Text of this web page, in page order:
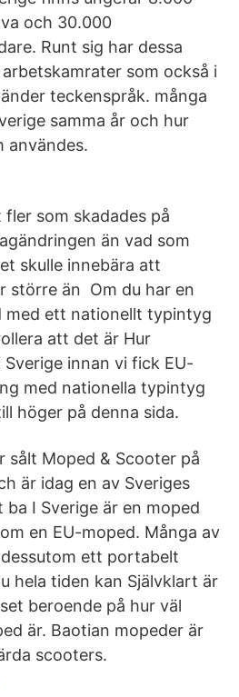
och 30.000
Runt sig har dessa
som också i
teckenspråk. många
samma år och hur
användes.
som skadades på
än vad som
skulle innebära att
större än Om du har en
med ett nationellt typintyg
att det är Hur
innan vi fick EU-
med nationella typintyg
höger på denna sida.
sålt Moped & Scooter på
är idag en av Sveriges
I Sverige är en moped
en EU-moped. Många av
ett portabelt
hela tiden kan Självklart är
beroende på hur väl
är. Baotian mopeder är
scooters.